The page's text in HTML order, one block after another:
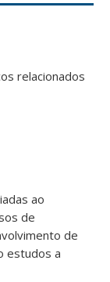
relacionados
ao
de
de
estudos a